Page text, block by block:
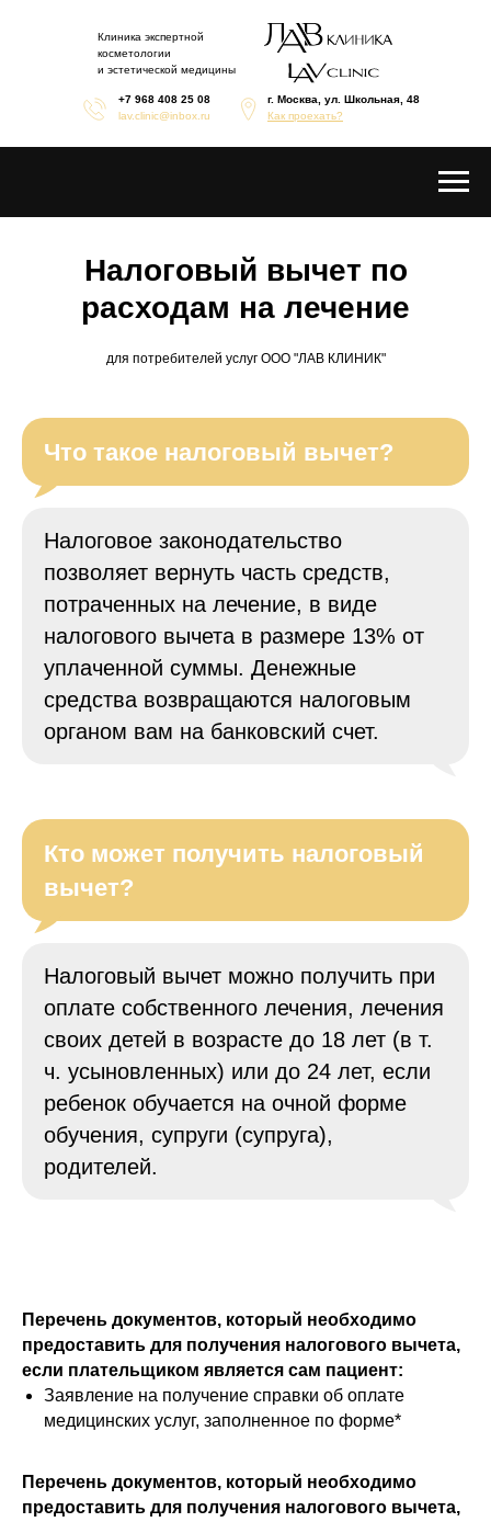
г. Москва, ул. Школьная, 48
Как проехать?
+7 968 408 25 08
lav.clinic@inbox.ru
Клиника экспертной
косметологии
и эстетической медицины
Налоговый вычет по
расходам на лечение
для потребителей услуг ООО "ЛАВ КЛИНИК"
Что такое налоговый вычет?
Налоговое законодательство
позволяет вернуть часть средств,
потраченных на лечение, в виде
налогового вычета в размере 13% от
уплаченной суммы. Денежные
средства возвращаются налоговым
органом вам на банковский счет.
Кто может получить налоговый
вычет?
Налоговый вычет можно получить при
оплате собственного лечения, лечения
своих детей в возрасте до 18 лет (в т.
ч. усыновленных) или до 24 лет, если
ребенок обучается на очной форме
обучения, супруги (супруга),
родителей.
Перечень документов, который необходимо
предоставить для получения налогового вычета,
если плательщиком является сам пациент:
Заявление на получение справки об оплате
медицинских услуг, заполненное по форме*
Перечень документов, который необходимо
предоставить для получения налогового вычета,